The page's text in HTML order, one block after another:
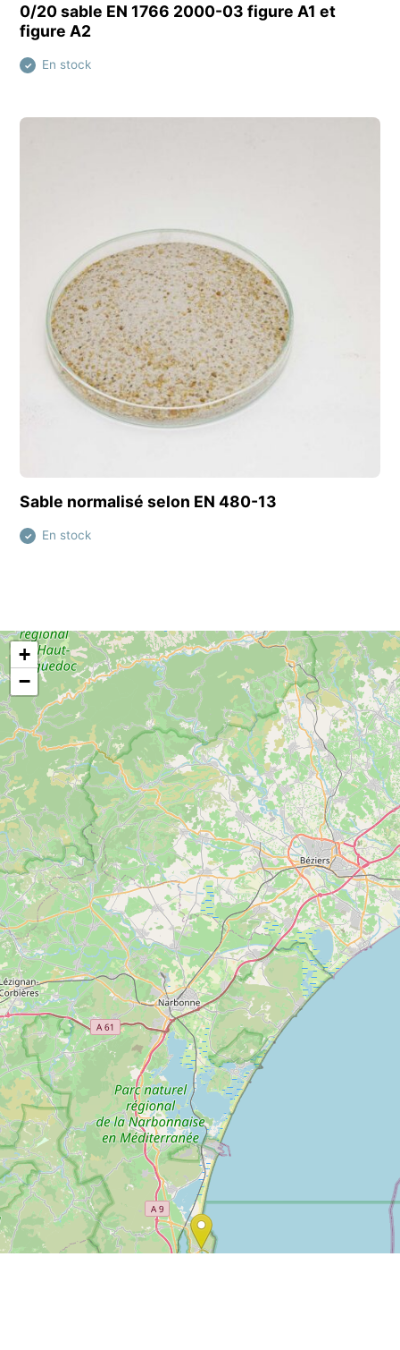
Découvrir ce produit
0/20 sable EN 1766 2000-03 figure A1 et
figure A2
✓ En stock
Découvrir ce produit
Sable normalisé selon EN 480-13
✓ En stock
+
−